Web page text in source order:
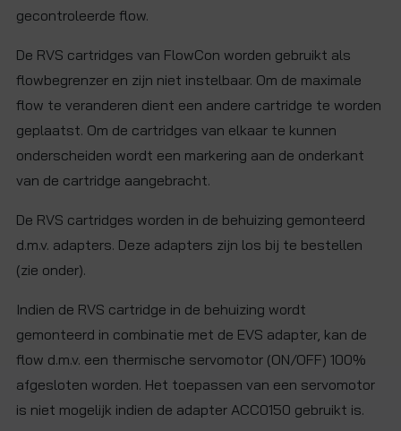
gecontroleerde flow.
De RVS cartridges van FlowCon worden gebruikt als
flowbegrenzer en zijn niet instelbaar. Om de maximale
flow te veranderen dient een andere cartridge te worden
geplaatst. Om de cartridges van elkaar te kunnen
onderscheiden wordt een markering aan de onderkant
van de cartridge aangebracht.
De RVS cartridges worden in de behuizing gemonteerd
d.m.v. adapters. Deze adapters zijn los bij te bestellen
(zie onder).
Indien de RVS cartridge in de behuizing wordt
gemonteerd in combinatie met de EVS adapter, kan de
flow d.m.v. een thermische servomotor (ON/OFF) 100%
afgesloten worden. Het toepassen van een servomotor
is niet mogelijk indien de adapter ACC0150 gebruikt is.